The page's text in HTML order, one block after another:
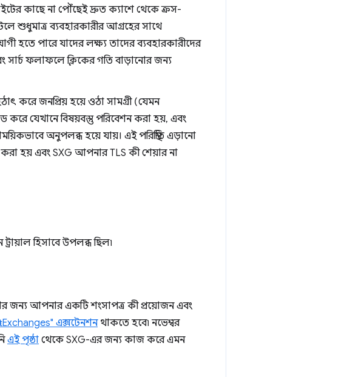
কাছে না পৌঁছেই দ্রুত ক্যাশে থেকে ক্রস-
শুধুমাত্র ব্যবহারকারীর আগ্রহের সাথে
হতে পারে যাদের লক্ষ্য তাদের ব্যবহারকারীদের
সার্চ ফলাফলে ক্লিকের গতি বাড়ানোর জন্য
করে জনপ্রিয় হয়ে ওঠা সামগ্রী (যেমন
করে যেখানে বিষয়বস্তু পরিবেশন করা হয়, এবং
অনুপলব্ধ হয়ে যায়। এই পরিস্থিতি এড়ানো
করা হয় এবং SXG আপনার TLS কী শেয়ার না
হিসাবে উপলব্ধ ছিল৷
জন্য আপনার একটি শংসাপত্র কী প্রয়োজন এবং
এক্সটেনশনথাকতে হবে৷ নভেম্বর
এই পৃষ্ঠা থেকে SXG-এর জন্য কাজ করে এমন